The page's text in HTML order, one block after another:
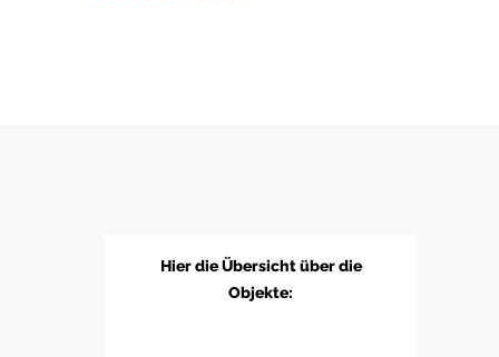
Hier die Übersicht über die
Objekte: